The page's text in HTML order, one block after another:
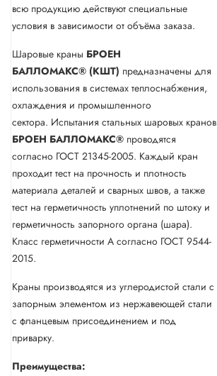
всю продукцию действуют специальные
условия в зависимости от объёма заказа.
Шаровые краны БРОЕН
БАЛЛОМАКС® (КШТ) предназначены для
использования в системах теплоснабжения,
охлаждения и промышленного
сектора. Испытания стальных шаровых кранов
БРОЕН БАЛЛОМАКС® проводятся
согласно ГОСТ 21345-2005. Каждый кран
проходит тест на прочность и плотность
материала деталей и сварных швов, а также
тест на герметичность уплотнений по штоку и
герметичность запорного органа (шара).
Класс герметичности А согласно ГОСТ 9544-
2015.
Краны производятся из углеродистой стали с
запорным элементом из нержавеющей стали
с фланцевым присоединением и под
приварку.
Преимущества: